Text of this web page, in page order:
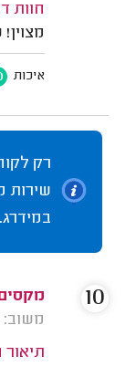
חוות
איכות
רק
שירות
במידרג.
משוב: 17/11/2021
תיאור
10